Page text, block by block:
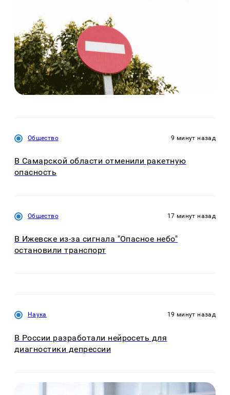
Общество 9 минут назад
В Самарской области отменили ракетную
опасность
Общество 17 минут назад
В Ижевске из-за сигнала "Опасное небо"
остановили транспорт
Наука 19 минут назад
В России разработали нейросеть для
диагностики депрессии